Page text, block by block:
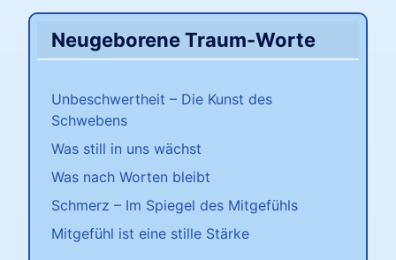
Neugeborene Traum-Worte
Unbeschwertheit – Die Kunst des
Schwebens
Was still in uns wächst
Was nach Worten bleibt
Schmerz – Im Spiegel des Mitgefühls
Mitgefühl ist eine stille Stärke